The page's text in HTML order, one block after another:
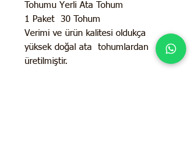
Tohumu Yerli Ata Tohum
1 Paket 30 Tohum
Verimi ve ürün kalitesi oldukça
yüksek doğal ata tohumlardan
üretilmiştir.